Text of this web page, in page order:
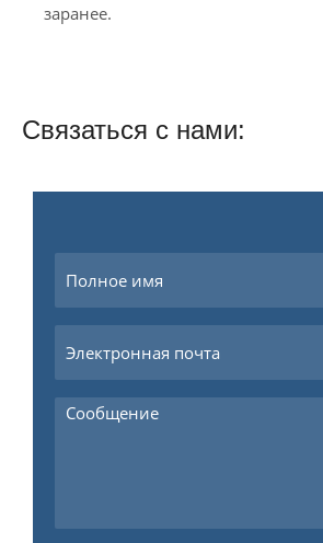
заранее.
Связаться с нами: